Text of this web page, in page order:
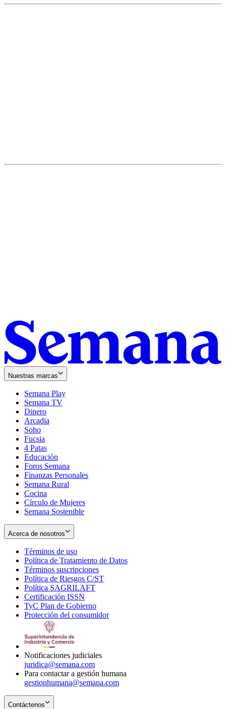
Nuestras marcas
Semana Play
Semana TV
Dinero
Arcadia
Soho
in
new
window
Fucsia
in
new
window
4 Patas
Educación
Foros Semana
Finanzas Personales
Semana Rural
Cocina
Círculo de Mujeres
Semana Sostenible
Acerca de nosotros
Términos de uso
in
new
window
Política de Tratamiento de Datos
Términos suscripciones
in
Política de Riesgos C/ST
Política SAGRILAFT
new
window
Certificación ISSN
in
new
TyC Plan de Gobierno
in
Protección del consumidorOpens
Notificaciones judiciales
juridica@semana.com
Para contactar a gestión humana
gestionhumana@semana.com
Contáctenos